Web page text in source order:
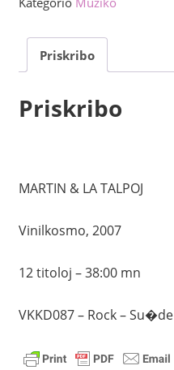
Priskribo
Priskribo
MARTIN & LA TALPOJ
Vinilkosmo, 2007
12 titoloj – 38:00 mn
VKKD087 – Rock – Su�de